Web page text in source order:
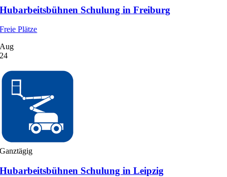
Hubarbeitsbühnen Schulung in Freiburg
Freie Plätze
Aug
24
Ganztägig
Hubarbeitsbühnen Schulung in Leipzig